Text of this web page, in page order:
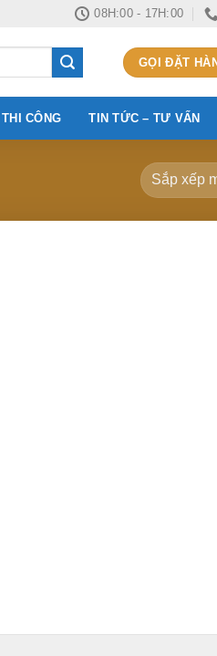
08H:00 - 17H:00
GỌI ĐẶT
CÔNG TIN TỨC – TƯ VẤN